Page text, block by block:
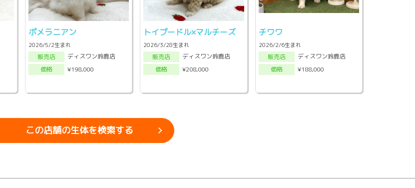
ポメラニアン
2026/5/2生まれ
販売店
ディスワン鈴鹿店
価格
¥198,000
トイプードル×マルチーズ
2026/3/28生まれ
販売店
ディスワン鈴鹿店
価格
¥208,000
チワワ
2026/2/6生まれ
販売店
ディスワン鈴鹿店
価格
¥188,000
この店舗の生体を検索する